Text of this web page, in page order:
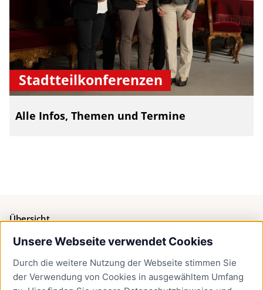
Unsere Webseite verwendet Cookies
Durch die weitere Nutzung der Webseite stimmen Sie
der Verwendung von Cookies in ausgewähltem Umfang
Stadtteilkonferenzen
Alle Infos, Themen und Termine
Übersicht
Bürgerservice
Presse
Newsletter Lübeck:kompakt